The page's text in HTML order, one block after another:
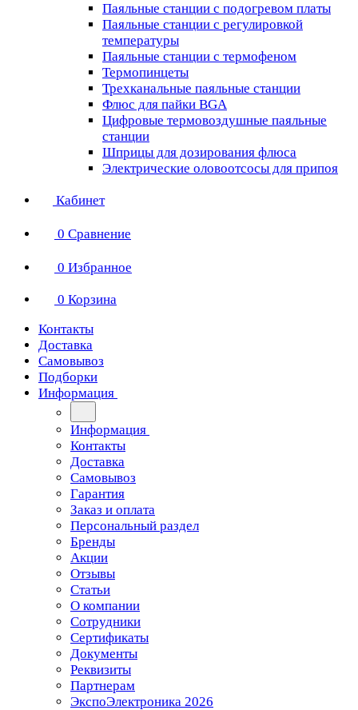
Паяльные станции с подогревом платы
Паяльные станции с регулировкой
температуры
Паяльные станции с термофеном
Термопинцеты
Трехканальные паяльные станции
Флюс для пайки BGA
Цифровые термовоздушные паяльные
станции
Шприцы для дозирования флюса
Электрические оловоотсосы для припоя
Кабинет
0 Сравнение
0 Избранное
0 Корзина
Контакты
Доставка
Самовывоз
Подборки
Информация
Информация
Контакты
Доставка
Самовывоз
Гарантия
Заказ и оплата
Персональный раздел
Бренды
Акции
Отзывы
Статьи
О компании
Сотрудники
Сертификаты
Документы
Реквизиты
Партнерам
ЭкспоЭлектроника 2026